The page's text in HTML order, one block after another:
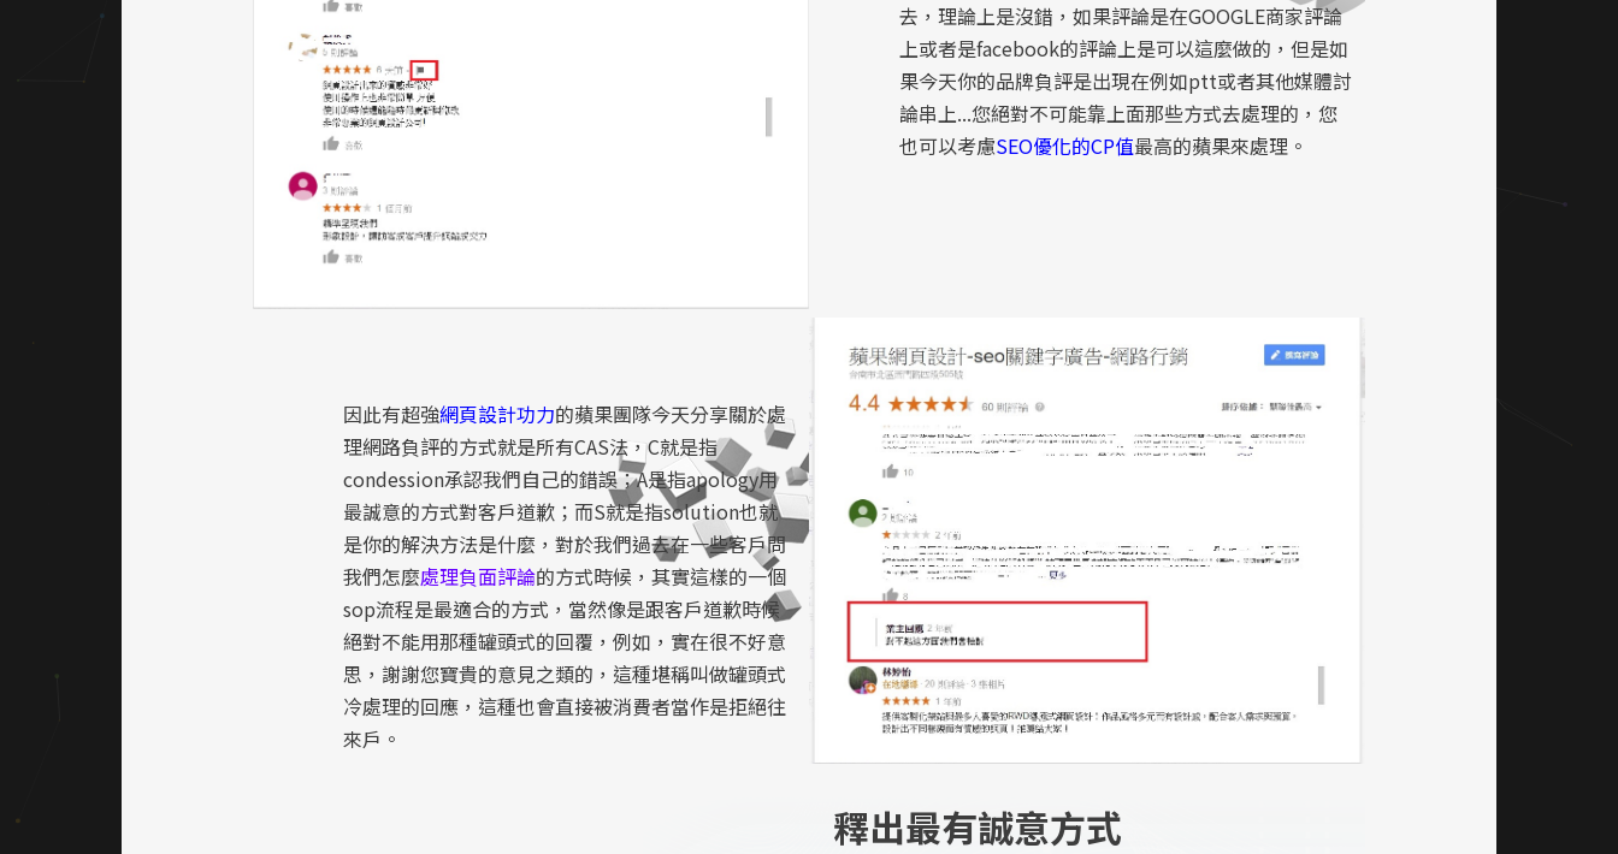
去，理論上是沒錯，如果評論是在GOOGLE商家評論
上或者是facebook的評論上是可以這麼做的，但是如
果今天你的品牌負評是出現在例如ptt或者其他媒體討
論串上...您絕對不可能靠上面那些方式去處理的，您
也可以考慮SEO優化的CP值最高的蘋果來處理。
因此有超強網頁設計功力的蘋果團隊今天分享關於處
理網路負評的方式就是所有CAS法，C就是指
condession承認我們自己的錯誤；A是指apology用
最誠意的方式對客戶道歉；而S就是指solution也就
是你的解決方法是什麼，對於我們過去在一些客戶問
我們怎麼處理負面評論的方式時候，其實這樣的一個
sop流程是最適合的方式，當然像是跟客戶道歉時候
絕對不能用那種罐頭式的回覆，例如，實在很不好意
思，謝謝您寶貴的意見之類的，這種堪稱叫做罐頭式
冷處理的回應，這種也會直接被消費者當作是拒絕往
來戶。
釋出最有誠意方式